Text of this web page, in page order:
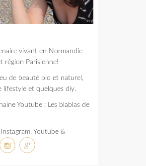
vivant en Normandie
région Parisienne!
de beauté bio et naturel,
lifestyle et quelques diy.
Youtube : Les blablas de
Youtube &